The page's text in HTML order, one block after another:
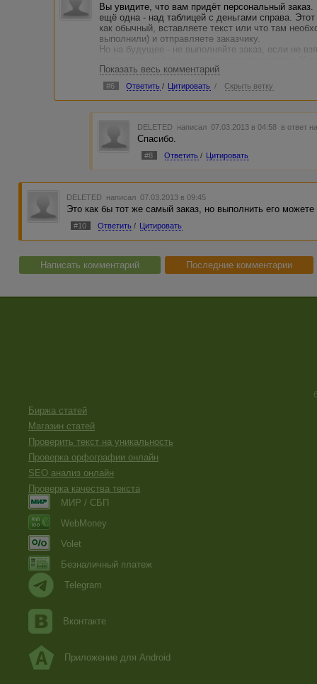
Вы увидите, что вам придёт персональный
ещё одна - над таблицей с деньгами справа.
как обычный, вставляете текст или что там
выполнили) и отправляете заказчику.
Но на будущее - не выполняйте заказ, если не
бюджет на конкретное количество работ. И
инициатива.
Показать весь комментарий
#6 Ответить / Цитировать / Скрыть ветку
DELETED написал 07.03.2013 в 04:58 в ответ
Спасибо.
#8 Ответить / Цитировать
DELETED написал 07.03.2013 в 09:45
Это как бы тот же самый заказ, но выполнить его
#10 Ответить / Цитировать
Написать комментарий Последние комментарии
Биржа статей
Магазин статей
Проверить текст на уникальность
Проверка орфографии онлайн
SEO анализ онлайн
Проверка качества текста
МИР / СБП
WebMoney
Volet
Безналичный платеж
Telegram
Вконтакте
Приложение для Android